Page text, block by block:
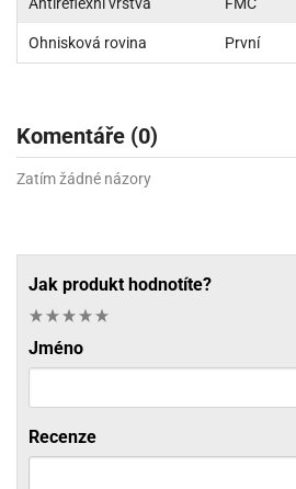
Ohnisková rovina První
Komentáře (0)
Zatím žádné názory
Jak produkt hodnotíte?
Jméno
Recenze